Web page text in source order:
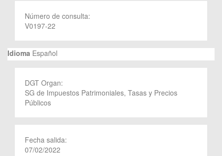
Número de consulta:
V0197-22
Idioma Español
DGT Organ:
SG de Impuestos Patrimoniales, Tasas y Precios
Públicos
Fecha salida:
07/02/2022